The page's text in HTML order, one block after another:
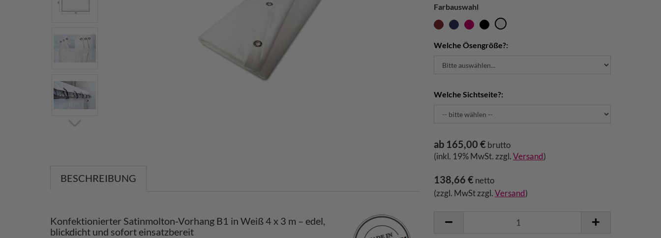
Farbauswahl
Welche Ösengröße?:
Welche Sichtseite?:
ab 165,00 € brutto
(inkl. 19% MwSt. zzgl. Versand)
138,66 € netto
(zzgl. MwSt zzgl. Versand )
BESCHREIBUNG
Konfektionierter Satinmolton-Vorhang B1 in Weiß 4 x 3 m – edel,
blickdicht und sofort einsatzbereit